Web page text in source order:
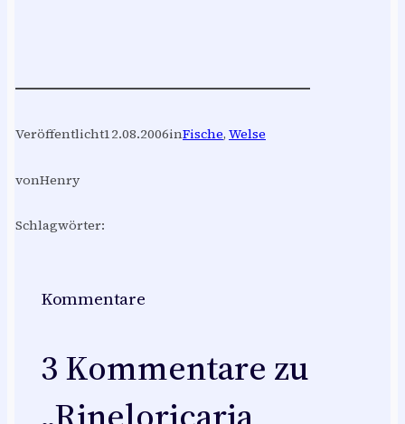
Veröffentlicht12.08.2006inFische, Welse
vonHenry
Schlagwörter:
Kommentare
3 Kommentare zu